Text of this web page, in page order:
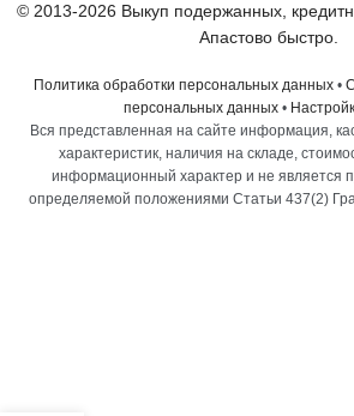
© 2013-2026 Выкуп подержанных,
Апастово быстро.
Политика обработки персональных данных•
персональных данных •
Вся представленная на сайте информация,
характеристик, наличия на складе,
информационный характер и не является
определяемой положениями Статьи 437(2)